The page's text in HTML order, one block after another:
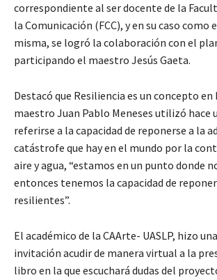
correspondiente al ser docente de la
la Comunicación (FCC), y en su caso como
misma, se logró la colaboración con el
participando el maestro Jesús Gaeta.
Destacó que Resiliencia es un concepto en
maestro Juan Pablo Meneses utilizó hace
referirse a la capacidad de reponerse a la
catástrofe que hay en el mundo por la
aire y agua, “estamos en un punto donde
entonces tenemos la capacidad de
resilientes”.
El académico de la CAArte- UASLP, hizo
invitación acudir de manera virtual a la
libro en la que escuchará dudas del